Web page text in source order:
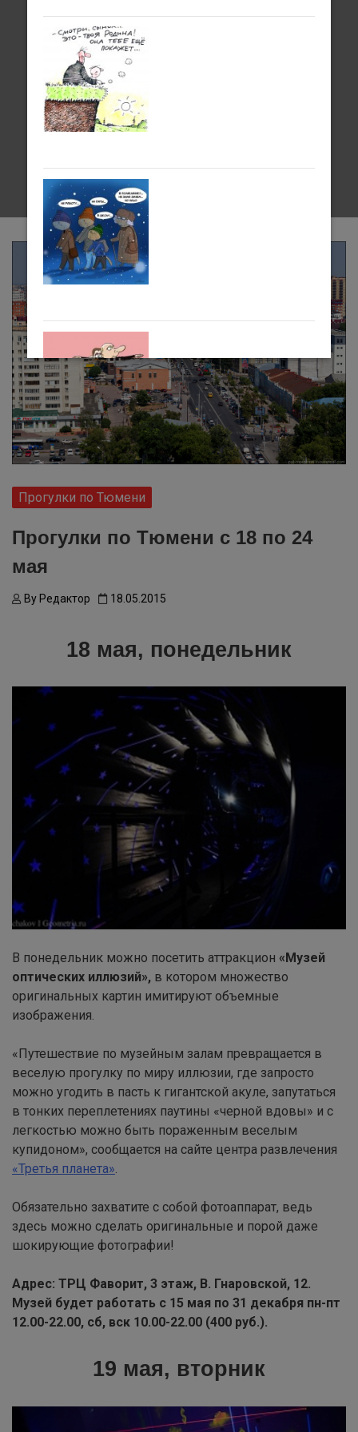
Прогулки по
Тюмени с 18 по 24
Прогулки по Тюмени
Прогулки по Тюмени с 18 по 24
мая
By Редактор 18.05.2015
18 мая, понедельник
В понедельник можно посетить аттракцион «Музей
оптических иллюзий», в котором множество
оригинальных картин имитируют объемные
изображения.
«Путешествие по музейным залам превращается в
веселую прогулку по миру иллюзии, где запросто
можно угодить в пасть к гигантской акуле, запутаться
в тонких переплетениях паутины «черной вдовы» и с
легкостью можно быть пораженным веселым
купидоном», сообщается на сайте центра развлечения
«Третья планета».
Обязательно захватите с собой фотоаппарат, ведь
здесь можно сделать оригинальные и порой даже
шокирующие фотографии!
Адрес: ТРЦ Фаворит, 3 этаж, В. Гнаровской, 12.
Музей будет работать с 15 мая по 31 декабря пн-пт
12.00-22.00, сб, вск 10.00-22.00 (400 руб.).
19 мая, вторник